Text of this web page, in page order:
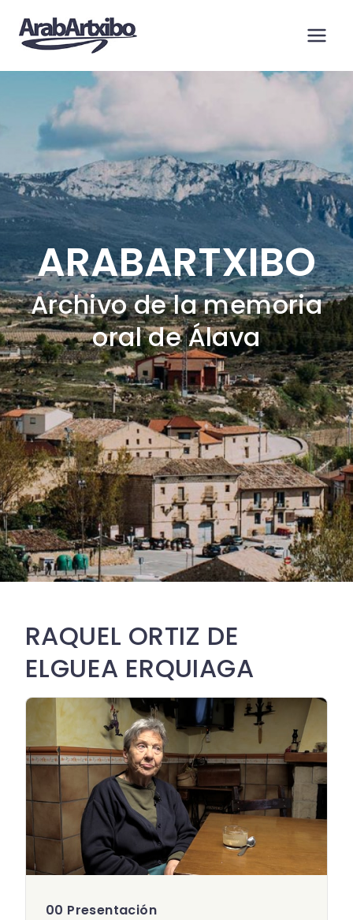
contenido
ARABARTXIBO
Archivo de la memoria
oral de Álava
RAQUEL ORTIZ DE
ELGUEA ERQUIAGA
00 Presentación